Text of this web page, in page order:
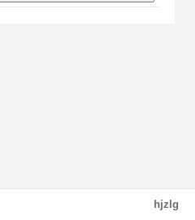
hjzlg